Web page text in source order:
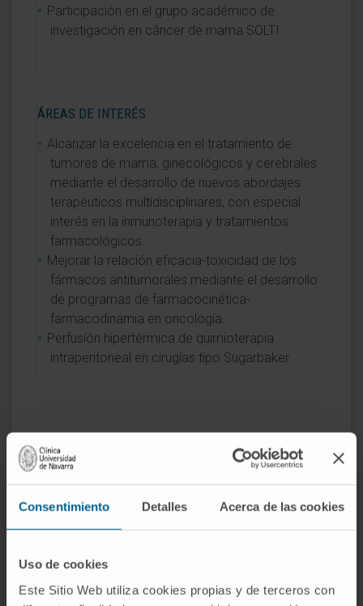
Consentimiento Detalles Acerca de las cookies
Uso de cookies
Este Sitio Web utiliza cookies propias y de terceros con
Participación en el grupo académico de
investigación en cáncer de mama SOLTI.
ÁREAS DE INTERÉS
Alcanzar la excelencia en el tratamiento de
tumores de mama, ginecológicos y cerebrales
mediante el desarrollo de nuevos abordajes
terapéuticos multidisciplinares, con especial
interés en la inmunoterapia y tratamientos
farmacológicos.
Mejorar la relación eficacia-toxicidad de los
fármacos antitumorales mediante el desarrollo
de programas de farmacocinética-
farmacodinamia en oncología.
Perfusión hipertérmica de quimioterapia
intraperitoneal en cirugías tipo Sugarbaker.
Actividad
En docencia
asociado en la docencia de Pregrado de la
Facultad de Medicina de la Universidad de